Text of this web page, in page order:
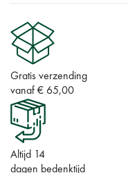
Gratis verzending
vanaf € 65,00
Altijd 14
dagen bedenktijd